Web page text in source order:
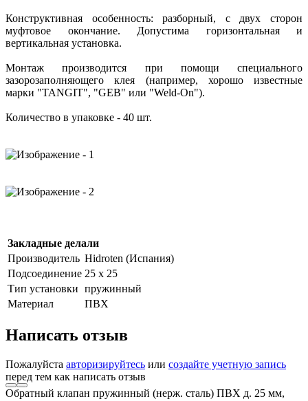
Конструктивная особенность: разборный, с двух сторон
муфтовое окончание. Допустима горизонтальная и
вертикальная установка.
Монтаж производится при помощи специального
зазорозаполняющего клея (например, хорошо известные
марки "TANGIT", "GEB" или "Weld-On").
Количество в упаковке - 40 шт.
Закладные делали
Производитель Hidroten (Испания)
Подсоединение 25 х 25
Тип установки пружинный
Материал
ПВХ
Написать отзыв
Пожалуйста авторизируйтесь или создайте учетную запись
перед тем как написать отзыв
Обратный клапан пружинный (нерж. сталь) ПВХ д. 25 мм,